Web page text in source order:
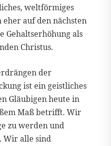
weltförmiges
auf den nächsten
Gehaltserhöhung als
Christus.
der
ist ein geistliches
Gläubigen heute in
Maß betrifft. Wir
zu werden und
Wir alle sind